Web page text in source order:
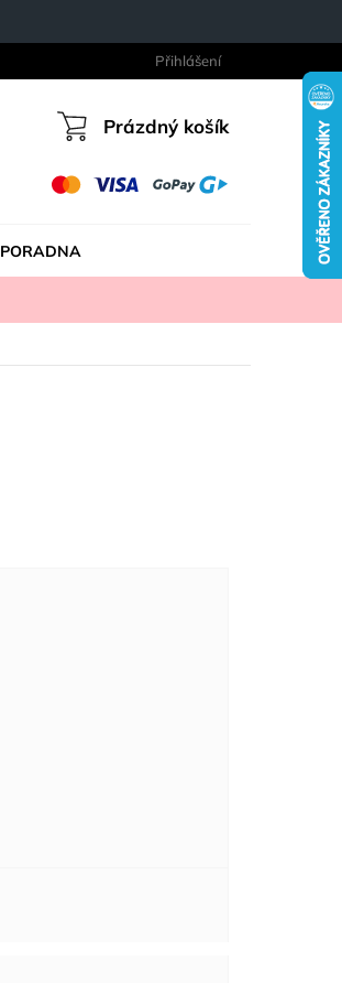
Přihlášení
Nákupní
Prázdný košík
PORADNA